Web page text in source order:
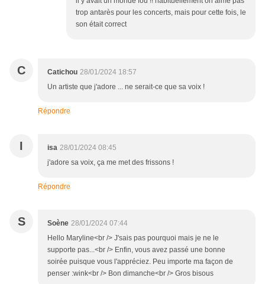
trop antarès pour les concerts, mais pour cette fois, le
son était correct
C Catichou 28/01/2024 18:57
Un artiste que j'adore ... ne serait-ce que sa voix !
Répondre
I isa 28/01/2024 08:45
j'adore sa voix, ça me met des frissons !
Répondre
S Soène 28/01/2024 07:44
Hello Maryline<br /> J'sais pas pourquoi mais je ne le
supporte pas...<br /> Enfin, vous avez passé une bonne
soirée puisque vous l'appréciez. Peu importe ma façon de
penser :wink<br /> Bon dimanche<br /> Gros bisous